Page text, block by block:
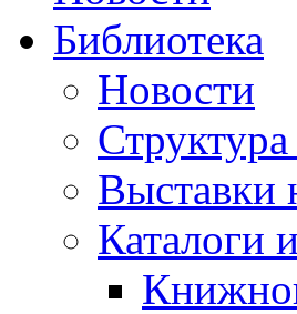
Библиотека
Новости
Выставки
Каталоги